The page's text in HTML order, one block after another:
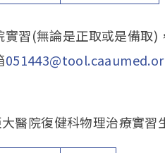
實習(無論是正取或是備取)
醫院復健科物理治療實習